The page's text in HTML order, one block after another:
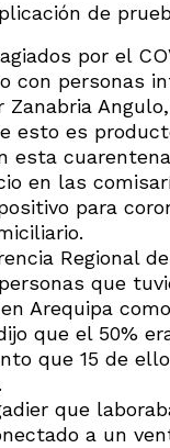
de
por el
con personas
Zanabria
esto es
esta
en las
para
Regional
que
Arequipa
que el 50%
que 15 de
que
a un